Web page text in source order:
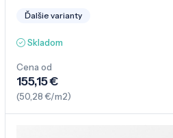
Ďalšie varianty
Skladom
Cena od
155,15 €
(50,28 €/m2)